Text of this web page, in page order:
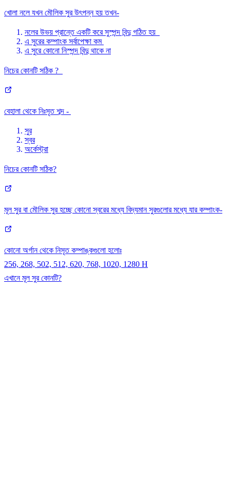
খোলা নলে যখন মৌলিক সুর উৎপন্ন হয় তখন-
নলের উভয় প্রান্তে একটি করে সুস্পন্দ বিন্দু গঠিত হয়
এ সুরের কম্পাংক সর্বাপেক্ষা কম
এ সুরে কোনো নিস্পন্দ বিন্দু থাকে না
নিচের কোনটি সঠিক ?
বেহালা থেকে নিঃসৃত শব্দ -
সুর
স্বর
অর্কেস্ট্রা
নিচের কোনটি সঠিক?
মূল সুর বা মৌলিক সুর হচ্ছে কোনো স্বরের মধ্যে বিদ্যমান সুরগুলোর মধ্যে যার কম্পাংক-
কোনো অর্গান থেকে নিসৃত কম্পাঙ্কগুলো হলোঃ
256, 268, 502, 512, 620, 768, 1020, 1280 H
এখানে মূল সুর কোনটি?